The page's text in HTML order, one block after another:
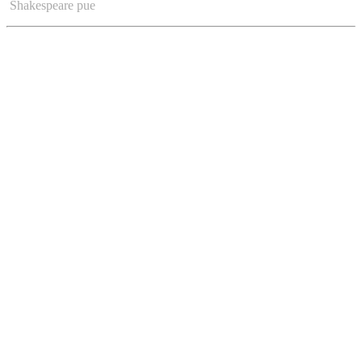
Shakespeare pue